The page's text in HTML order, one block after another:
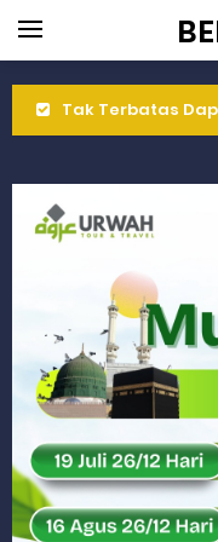
Tak Terbatas Dapil, Rahmat
Rahmat Saleh Resmikan
Gelar Musdalub,
Wakili Gubernur Sumbar, Kabiro Kesra
RELIS
RELIS
RELIS
Peringati Hari Koperasi ke-79,